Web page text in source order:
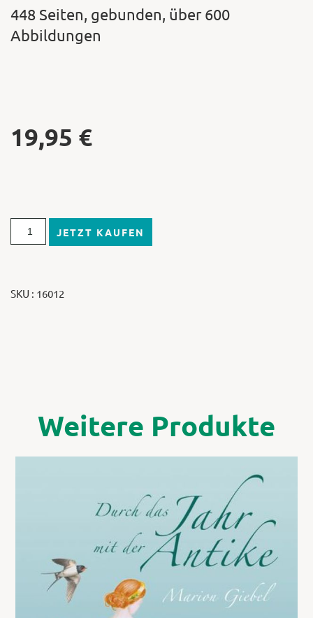
448 Seiten, gebunden, über 600
Abbildungen
19,95 €
JETZT KAUFEN
SKU : 16012
Weitere Produkte